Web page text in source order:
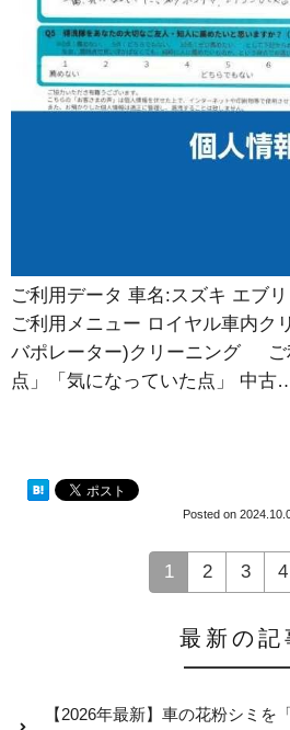
ご利用データ 車名:スズキ エブ
ご利用メニュー ロイヤル車内ク
バポレーター)クリーニング ご
点」「気になっていた点」 中古
Posted on
1 2 3 4
最新の記
【2026年最新】車の花粉シミを